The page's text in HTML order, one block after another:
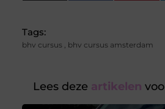
Tags:
bhv cursus, bhv cursus amsterdam
Lees deze artikelen